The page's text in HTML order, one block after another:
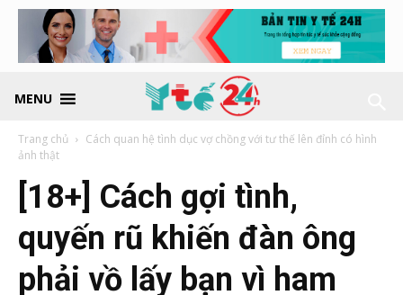
MENU
Trang chủ
Cách quan hệ tình dục vợ chồng với tư thế lên đỉnh có hình
ảnh thật
[18+] Cách gợi tình,
quyến rũ khiến đàn ông
phải vồ lấy bạn vì ham